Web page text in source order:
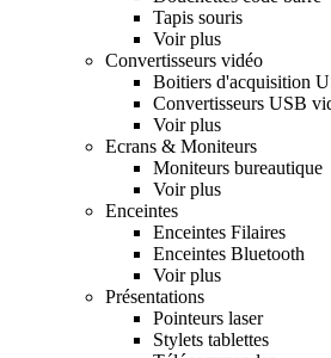
Tapis souris
Voir plus
Convertisseurs vidéo
Boitiers d'acquisition
Convertisseurs USB
Voir plus
Ecrans & Moniteurs
Moniteurs bureautique
Voir plus
Enceintes
Enceintes Filaires
Enceintes Bluetooth
Voir plus
Présentations
Pointeurs laser
Stylets tablettes